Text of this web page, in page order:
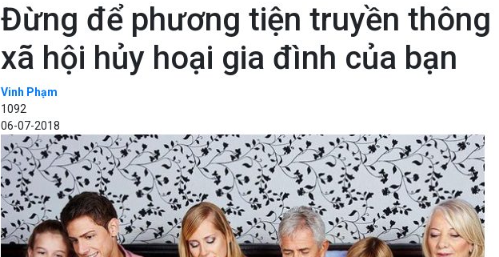
Apps
Bảng giá
Bảng giá
Đừng để phương tiện truyền thông
xã hội hủy hoại gia đình của bạn
Vinh Phạm
1092
06-07-2018